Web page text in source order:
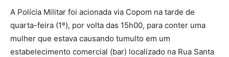
A Polícia Militar foi acionada via Copom na tarde de
quarta-feira (1º), por volta das 15h00, para conter uma
mulher que estava causando tumulto em um
estabelecimento comercial (bar) localizado na Rua Santa